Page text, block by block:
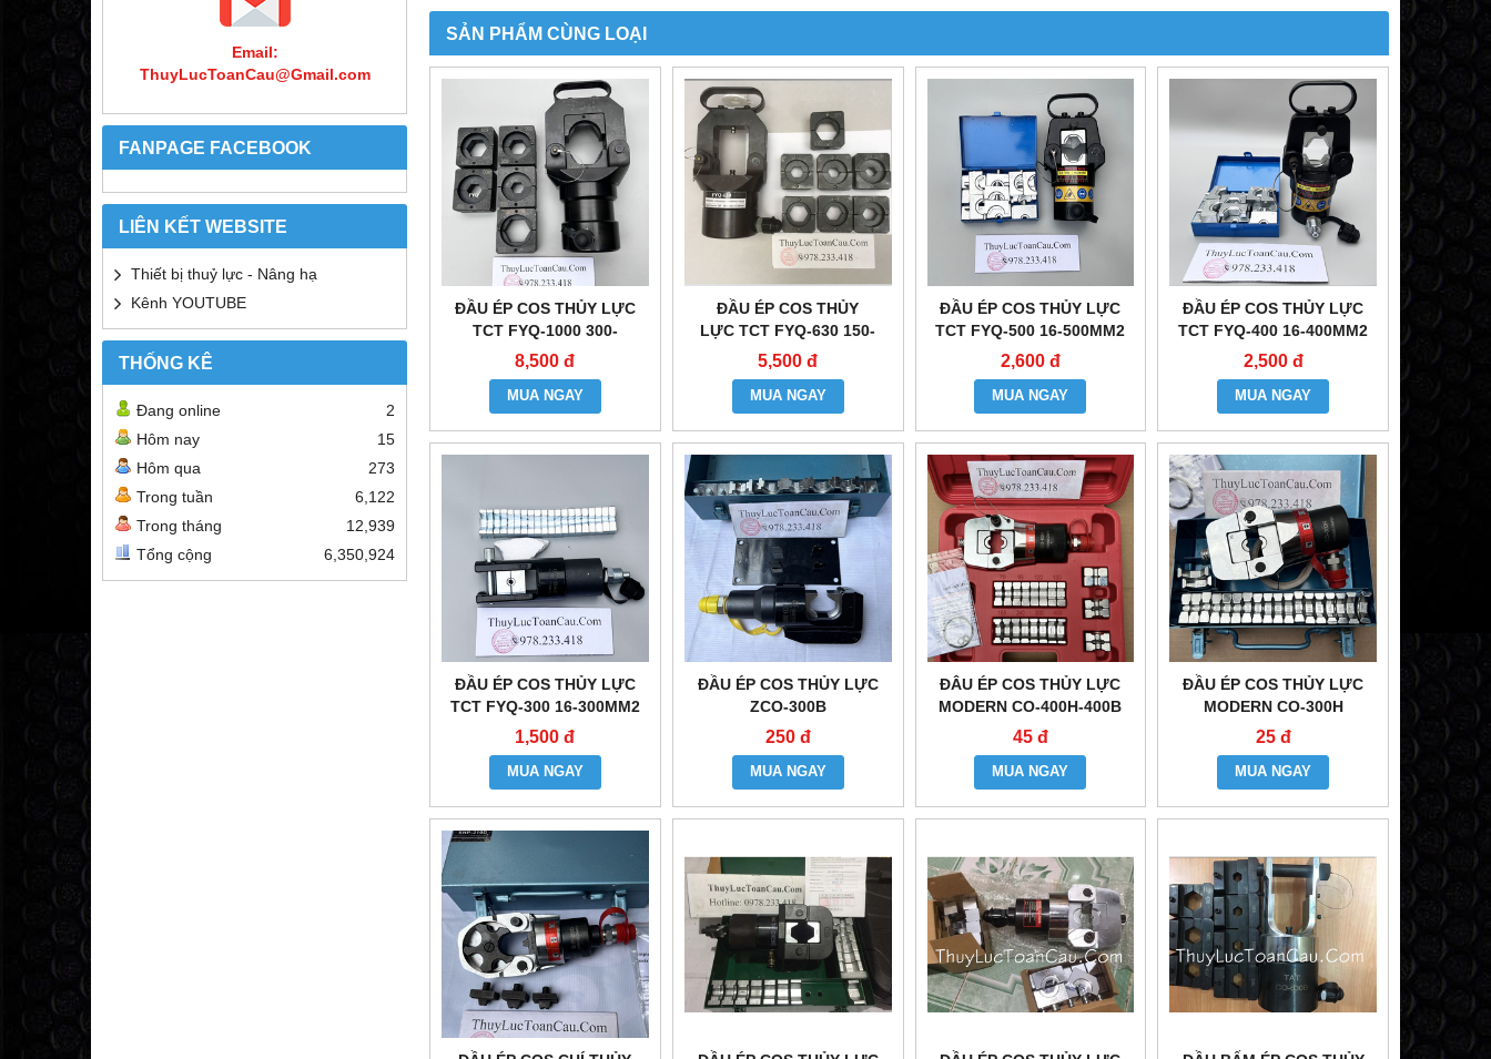
Email:
ThuyLucToanCau@Gmail.com
FANPAGE FACEBOOK
LIÊN KẾT WEBSITE
Thiết bị thuỷ lực - Nâng hạ
Kênh YOUTUBE
THỐNG KÊ
Đang online
2
Hôm nay
15
Hôm qua
273
Trong tuần
6,122
Trong tháng
12,939
Tổng cộng
6,350,924
SẢN PHẨM CÙNG LOẠI
ĐẦU ÉP COS THỦY LỰC
TCT FYQ-1000 300-
1000MM2
8,500 đ
MUA NGAY
ĐẦU ÉP COS THỦY
LỰC TCT FYQ-630 150-
630MM2
5,500 đ
MUA NGAY
ĐẦU ÉP COS THỦY LỰC
TCT FYQ-500 16-500MM2
2,600 đ
MUA NGAY
ĐẦU ÉP COS THỦY LỰC
TCT FYQ-400 16-400MM2
2,500 đ
MUA NGAY
ĐẦU ÉP COS THỦY LỰC
TCT FYQ-300 16-300MM2
1,500 đ
MUA NGAY
ĐẦU ÉP COS THỦY LỰC
ZCO-300B
250 đ
MUA NGAY
ĐÂU ÉP COS THỦY LỰC
MODERN CO-400H-400B
45 đ
MUA NGAY
ĐẦU ÉP COS THỦY LỰC
MODERN CO-300H
25 đ
MUA NGAY